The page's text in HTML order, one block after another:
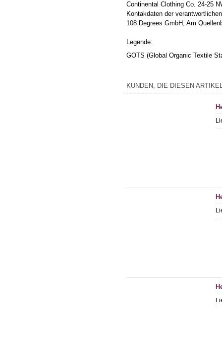
Continental Clothing Co. 24-25
Kontakdaten der
108 Degrees GmbH, Am
Legende:
GOTS (Global Organic Textile
KUNDEN, DIE DIESEN